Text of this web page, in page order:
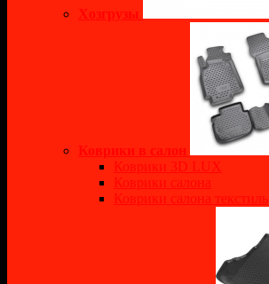
Хозгрузы
Коврики в салон
Коврики 3D LUX
Коврики салона
Коврики салона текстиль